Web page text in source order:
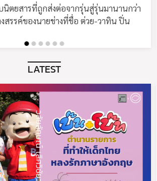
ตยสารที่ถูกส่งต่อจากรุ่นสู่รุ่นมานานกว่า
สรรค์ของนายช่างที่ชื่อ ต่วย-วาทิน ปิ่น
LATEST